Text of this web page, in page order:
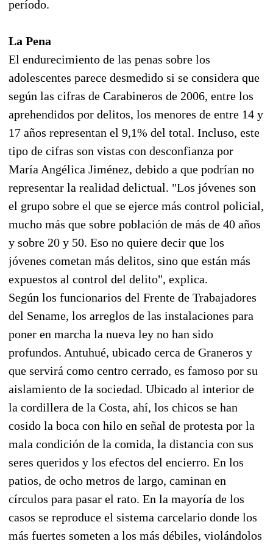
período.
La Pena
El endurecimiento de las penas sobre los
adolescentes parece desmedido si se considera que
según las cifras de Carabineros de 2006, entre los
aprehendidos por delitos, los menores de entre 14 y
17 años representan el 9,1% del total. Incluso, este
tipo de cifras son vistas con desconfianza por
María Angélica Jiménez, debido a que podrían no
representar la realidad delictual. "Los jóvenes son
el grupo sobre el que se ejerce más control policial,
mucho más que sobre población de más de 40 años
y sobre 20 y 50. Eso no quiere decir que los
jóvenes cometan más delitos, sino que están más
expuestos al control del delito", explica.
Según los funcionarios del Frente de Trabajadores
del Sename, los arreglos de las instalaciones para
poner en marcha la nueva ley no han sido
profundos. Antuhué, ubicado cerca de Graneros y
que servirá como centro cerrado, es famoso por su
aislamiento de la sociedad. Ubicado al interior de
la cordillera de la Costa, ahí, los chicos se han
cosido la boca con hilo en señal de protesta por la
mala condición de la comida, la distancia con sus
seres queridos y los efectos del encierro. En los
patios, de ocho metros de largo, caminan en
círculos para pasar el rato. En la mayoría de los
casos se reproduce el sistema carcelario donde los
más fuertes someten a los más débiles, violándolos